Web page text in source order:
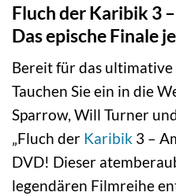
Fluch der Karibik 3
Das epische Finale
Bereit für das
Tauchen Sie ein in die
Sparrow, Will Turner
„Fluch der Karibik 3 –
DVD! Dieser
legendären Filmreihe